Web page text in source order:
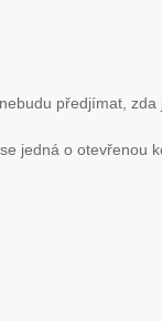
předjímat, zda
jedná o otevřenou